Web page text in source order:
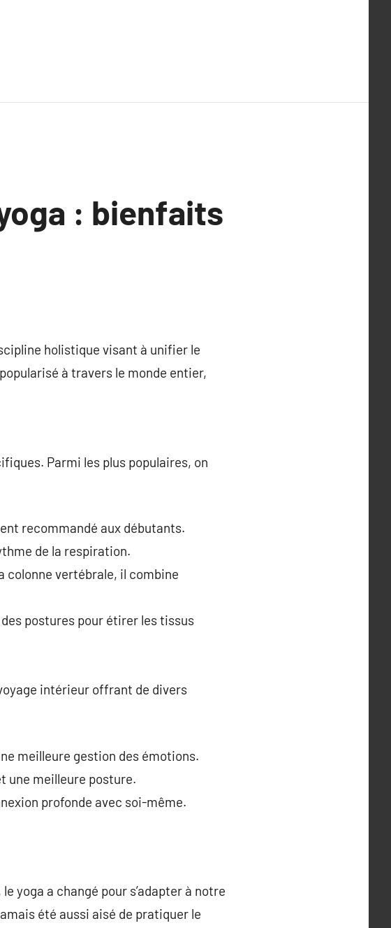
: bienfaits
holistique visant à unifier le
popularisé à travers le monde entier,
Parmi les plus populaires, on
recommandé aux débutants.
de la respiration.
colonne vertébrale, il combine
postures pour étirer les tissus
intérieur offrant de divers
meilleure gestion des émotions.
une meilleure posture.
profonde avec soi-même.
yoga a changé pour s’adapter à notre
été aussi aisé de pratiquer le